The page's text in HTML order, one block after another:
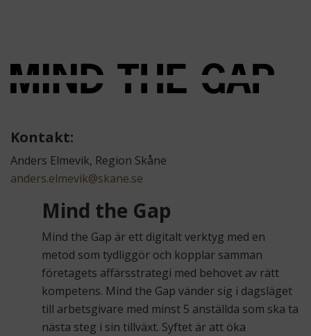
Kontakt:
Anders Elmevik, Region Skåne
anders.elmevik@skane.se
Mind the Gap
Mind the Gap är ett digitalt verktyg med en
metod som tydliggör och kopplar samman
företagets affärsstrategi med behovet av rätt
kompetens. Mind the Gap vänder sig i dagsläget
till arbetsgivare med minst 5 anställda som ska ta
nästa steg i sin tillväxt. Syftet är att öka